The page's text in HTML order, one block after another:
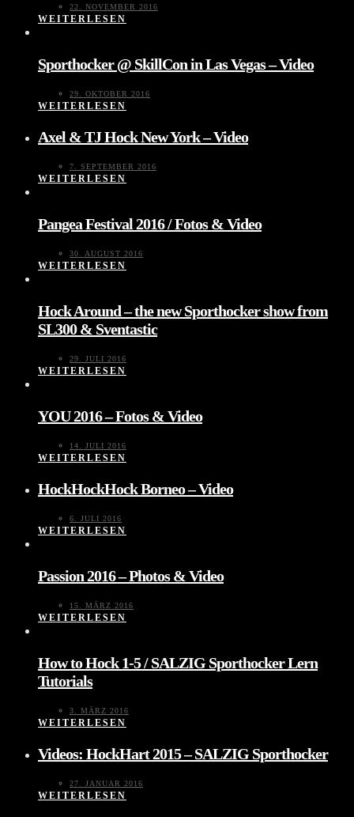
22. NOVEMBER 2016
WEITERLESEN
Sporthocker @ SkillCon in Las Vegas – Video
29. OKTOBER 2016
WEITERLESEN
Axel & TJ Hock New York – Video
7. SEPTEMBER 2016
WEITERLESEN
Pangea Festival 2016 / Fotos & Video
30. AUGUST 2016
WEITERLESEN
Hock Around – the new Sporthocker show from
SL300 & Sventastic
29. JULI 2016
WEITERLESEN
YOU 2016 – Fotos & Video
14. JULI 2016
WEITERLESEN
HockHockHock Borneo – Video
6. JULI 2016
WEITERLESEN
Passion 2016 – Photos & Video
15. MÄRZ 2016
WEITERLESEN
How to Hock 1-5 / SALZIG Sporthocker Lern
Tutorials
3. MÄRZ 2016
WEITERLESEN
Videos: HockHart 2015 – SALZIG Sporthocker
27. JANUAR 2016
WEITERLESEN